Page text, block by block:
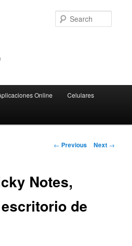
Online Celulares
Post
← Previous Next →
Notes,
de